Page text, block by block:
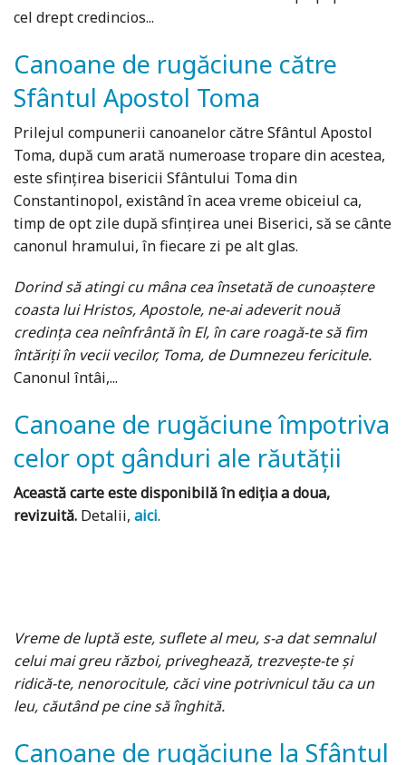
cel drept credincios...
Canoane de rugăciune către
Sfântul Apostol Toma
Prilejul compunerii canoanelor către Sfântul Apostol
Toma, după cum arată numeroase tropare din acestea,
este sfințirea bisericii Sfântului Toma din
Constantinopol, existând în acea vreme obiceiul ca,
timp de opt zile după sfințirea unei Biserici, să se cânte
canonul hramului, în fiecare zi pe alt glas.
Dorind să atingi cu mâna cea însetată de cunoaștere
coasta lui Hristos, Apostole, ne-ai adeverit nouă
credința cea neînfrântă în El, în care roagă-te să fim
întăriți în vecii vecilor, Toma, de Dumnezeu fericitule.
Canonul întâi,...
Canoane de rugăciune împotriva
celor opt gânduri ale răutății
Această carte este disponibilă în ediția a doua,
revizuită. Detalii, aici.
Vreme de luptă este, suflete al meu, s-a dat semnalul
celui mai greu război, priveghează, trezvește-te și
ridică-te, nenorocitule, căci vine potrivnicul tău ca un
leu, căutând pe cine să înghită.
Canoane de rugăciune la Sfântul